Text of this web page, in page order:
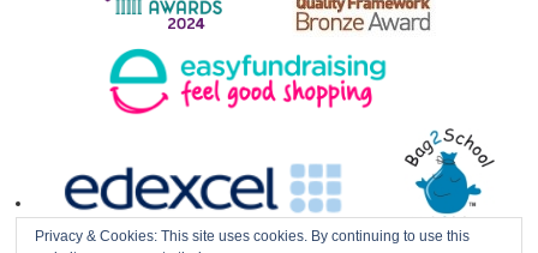
Privacy & Cookies: This site uses cookies. By continuing to use this